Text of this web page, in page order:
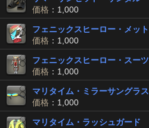
価格 ：1,000
フェニックスヒーロー・メット
価格 ：1,000
フェニックスヒーロー・スーツ
価格 ：1,000
マリタイム・ミラーサングラス
価格 ：1,000
マリタイム・ラッシュガード